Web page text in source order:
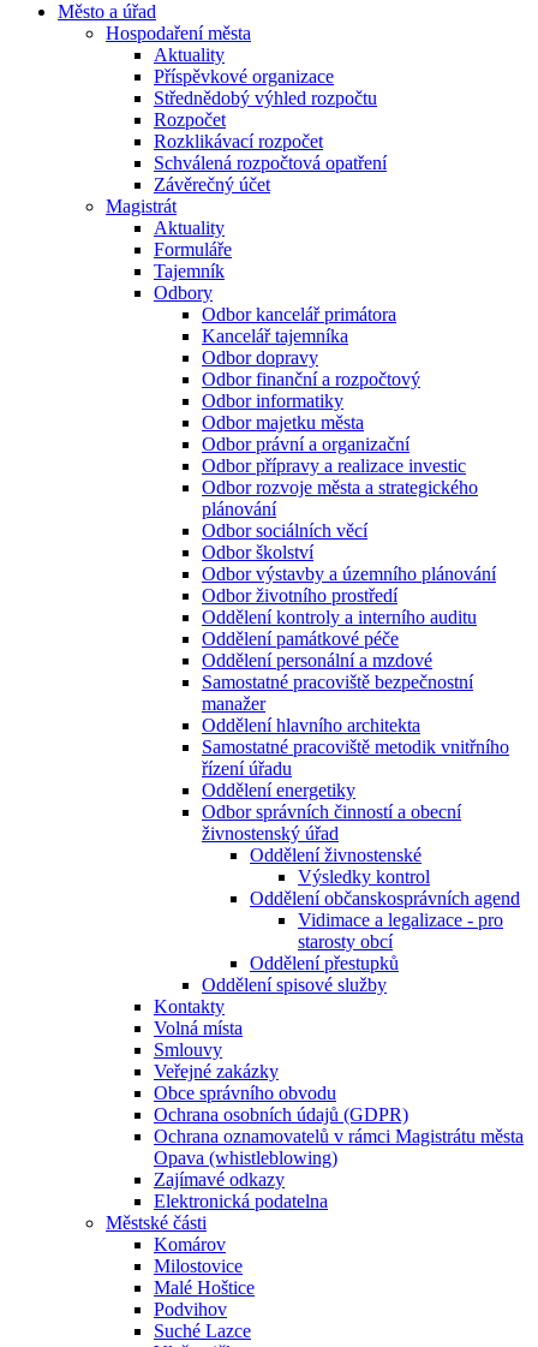
Město a úřad
Hospodaření města
Aktuality
Příspěvkové organizace
Střednědobý výhled rozpočtu
Rozpočet
Rozklikávací rozpočet
Schválená rozpočtová opatření
Závěrečný účet
Magistrát
Aktuality
Formuláře
Tajemník
Odbory
Odbor kancelář primátora
Kancelář tajemníka
Odbor dopravy
Odbor finanční a rozpočtový
Odbor informatiky
Odbor majetku města
Odbor právní a organizační
Odbor přípravy a realizace investic
Odbor rozvoje města a strategického
plánování
Odbor sociálních věcí
Odbor školství
Odbor výstavby a územního plánování
Odbor životního prostředí
Oddělení kontroly a interního auditu
Oddělení památkové péče
Oddělení personální a mzdové
Samostatné pracoviště bezpečnostní
manažer
Oddělení hlavního architekta
Samostatné pracoviště metodik vnitřního
řízení úřadu
Oddělení energetiky
Odbor správních činností a obecní
živnostenský úřad
Oddělení živnostenské
Výsledky kontrol
Oddělení občanskosprávních agend
Vidimace a legalizace - pro
starosty obcí
Oddělení přestupků
Oddělení spisové služby
Kontakty
Volná místa
Smlouvy
Veřejné zakázky
Obce správního obvodu
Ochrana osobních údajů (GDPR)
Ochrana oznamovatelů v rámci Magistrátu města
Opava (whistleblowing)
Zajímavé odkazy
Elektronická podatelna
Městské části
Komárov
Milostovice
Malé Hoštice
Podvihov
Suché Lazce